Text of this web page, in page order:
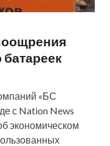
«БС
с Nation News
экономическом